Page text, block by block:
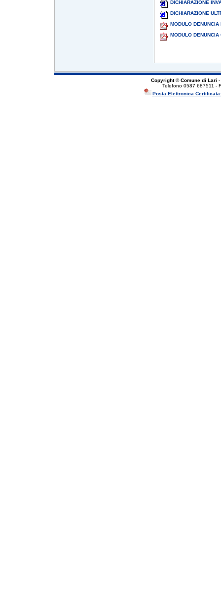
DICHIARAZIONE
DICHIARAZIONE
MODULO
MODULO
Copyright © Comune di Lari -
Telefono 0587 687511 -
Posta Elettronica Certificata: